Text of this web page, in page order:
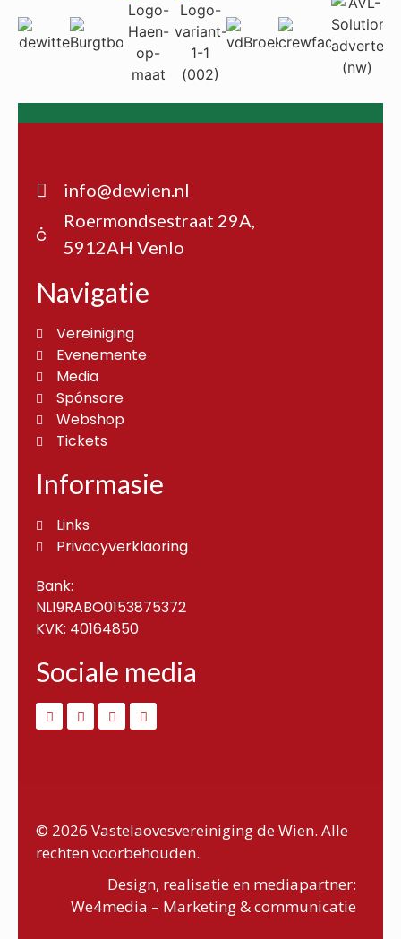
info@dewien.nl
Roermondsestraat 29A,
5912AH Venlo
Navigatie
Vereiniging
Evenemente
Media
Spónsore
Webshop
Tickets
Informasie
Links
Privacyverklaoring
Bank:
NL19RABO0153875372
KVK: 40164850
Sociale media
© 2026 Vastelaovesvereiniging de Wien. Alle
rechten voorbehouden.
Design, realisatie en mediapartner:
We4media – Marketing & communicatie